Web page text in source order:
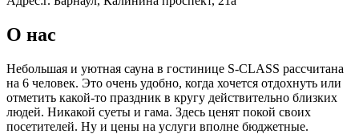
О нас
Небольшая и уютная сауна в гостинице S-CLASS рассчитана
на 6 человек. Это очень удобно, когда хочется отдохнуть или
отметить какой-то праздник в кругу действительно близких
людей. Никакой суеты и гама. Здесь ценят покой своих
посетителей. Ну и цены на услуги вполне бюджетные.